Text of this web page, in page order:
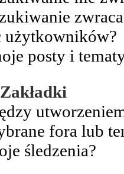
użytkowników?
posty i
fora lub
śledzenia?